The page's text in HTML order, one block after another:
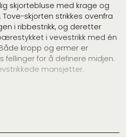
skjortebluse med krage og
skjorten strikkes ovenfra
i ribbestrikk, og deretter
i vevestrikk med én
kropp og ermer er
fellinger for å definere midjen.
mansjetter.
(129) cm